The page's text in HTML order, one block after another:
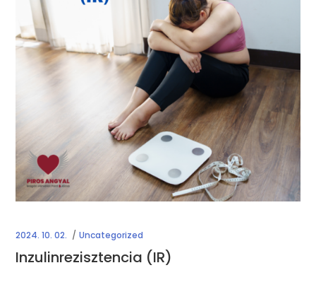
2024. 10. 02. Uncategorized
Inzulinrezisztencia (IR)